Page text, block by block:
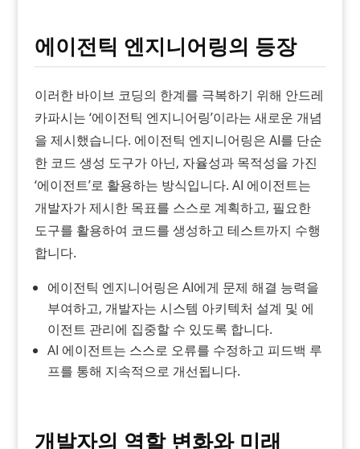
에이전틱 엔지니어링의 등장
이러한 바이브 코딩의 한계를 극복하기 위해 안드레
카파시는 ‘에이전틱 엔지니어링’이라는 새로운 개념
을 제시했습니다. 에이전틱 엔지니어링은 AI를 단순
한 코드 생성 도구가 아닌, 자율성과 목적성을 가진
‘에이전트’로 활용하는 방식입니다. AI 에이전트는
개발자가 제시한 목표를 스스로 계획하고, 필요한
도구를 활용하여 코드를 생성하고 테스트까지 수행
합니다.
에이전틱 엔지니어링은 AI에게 문제 해결 능력을
부여하고, 개발자는 시스템 아키텍처 설계 및 에
이전트 관리에 집중할 수 있도록 합니다.
AI 에이전트는 스스로 오류를 수정하고 피드백 루
프를 통해 지속적으로 개선됩니다.
개발자의 역할 변화와 미래